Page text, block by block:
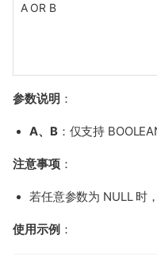
A OR B
参数说明 ：
A、B：仅支持
注意事项：
若任意参数为 NULL 时
使用示例 ：